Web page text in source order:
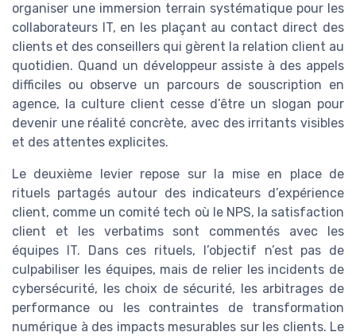
organiser une immersion terrain systématique pour les
collaborateurs IT, en les plaçant au contact direct des
clients et des conseillers qui gèrent la relation client au
quotidien. Quand un développeur assiste à des appels
difficiles ou observe un parcours de souscription en
agence, la culture client cesse d’être un slogan pour
devenir une réalité concrète, avec des irritants visibles
et des attentes explicites.
Le deuxième levier repose sur la mise en place de
rituels partagés autour des indicateurs d’expérience
client, comme un comité tech où le NPS, la satisfaction
client et les verbatims sont commentés avec les
équipes IT. Dans ces rituels, l’objectif n’est pas de
culpabiliser les équipes, mais de relier les incidents de
cybersécurité, les choix de sécurité, les arbitrages de
performance ou les contraintes de transformation
numérique à des impacts mesurables sur les clients. Le